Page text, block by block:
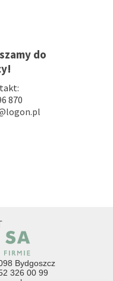
do
870
Bydgoszcz
326 00 99